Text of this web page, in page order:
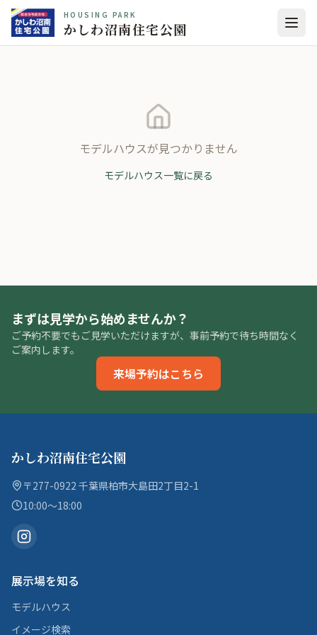
HOUSING PARK
かしわ沼南住宅公園
モデルハウスが見つかりません
モデルハウス一覧に戻る
まずは見学から始めませんか？
ご予約不要でもご見学いただけますが、事前予約で待ち時間なく
ご案内します。
来場予約はこちら
かしわ沼南住宅公園
〒277-0922 千葉県柏市大島田2丁目2-1
10:00〜18:00
展示場を知る
モデルハウス
イメージ検索